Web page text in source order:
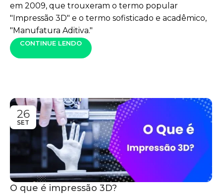
em 2009, que trouxeram o termo popular
"Impressão 3D" e o termo sofisticado e acadêmico,
"Manufatura Aditiva."
CONTINUE LENDO
26
SET
O que é impressão 3D?